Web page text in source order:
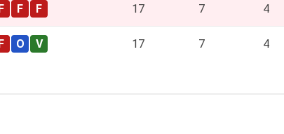
17 7 4
17 7 4